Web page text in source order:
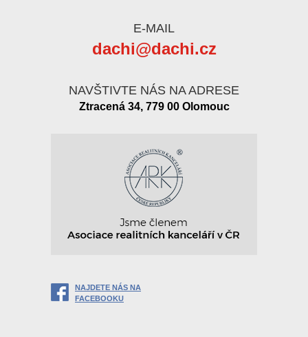
E-MAIL
dachi@dachi.cz
NAVŠTIVTE NÁS NA ADRESE
Ztracená 34, 779 00 Olomouc
NAJDETE NÁS NA
FACEBOOKU